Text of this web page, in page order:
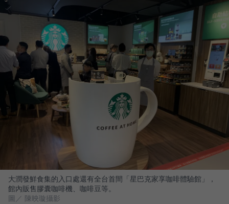
大潤發鮮食集的入口處還有全台首間「星巴克家享咖啡體驗館」，
館內販售膠囊咖啡機、咖啡豆等。
圖／ 陳映璇攝影